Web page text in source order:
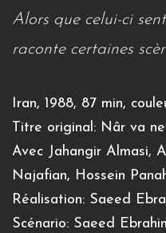
Alors que celui-ci
raconte certaines
Iran, 1988, 87 min,
Titre original: Nâr va
Avec Jahangir Almasi,
Najafian, Hossein
Réalisation: Saeed
Scénario: Saeed